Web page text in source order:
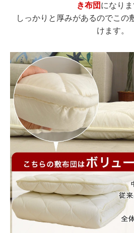
き布団 になりま
しっかりと厚みがあるのでこの
けます。